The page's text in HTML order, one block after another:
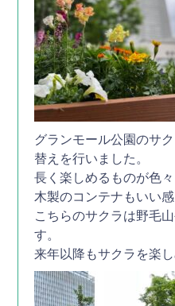
グランモール公園のサ
替えを行いました。
長く楽しめるものが色々
木製のコンテナもいい感
こちらのサクラは野毛
す。
来年以降もサクラを楽し